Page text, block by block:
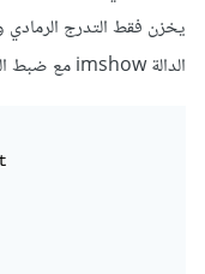
يخزن فقط التدرج
الدالة imshow مع ضبط الخريطة اللونية cmap على "gray":